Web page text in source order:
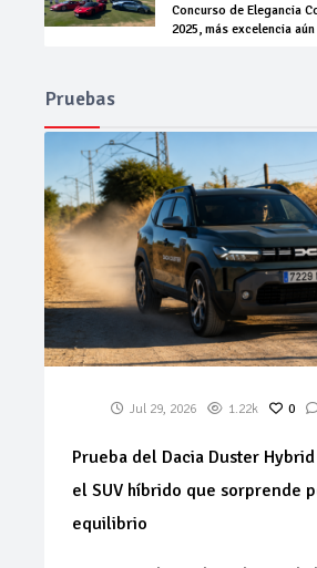
Concurso de Elegancia
2025, más excelencia aún
Pruebas
Jul 29, 2026 1.22k 0
Prueba del Dacia Duster
el SUV híbrido que sorprende
equilibrio